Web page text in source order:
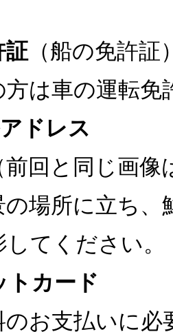
証（船の免許証
は車の運転免
ドレス
前回と同じ画像
場所に立ち、
てください。
トカード
お支払いに必